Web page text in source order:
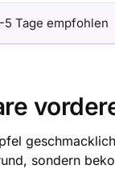
5 Tage empfohlen
sondern